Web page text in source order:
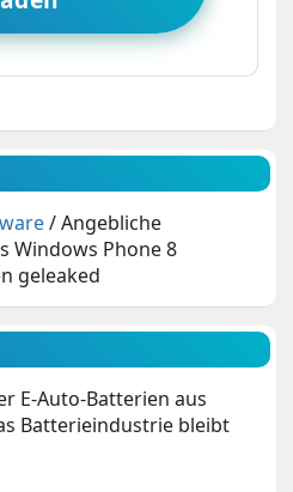
/Angebliche
Windows Phone 8
geleaked
E-Auto-Batterien aus
Batterieindustrie bleibt